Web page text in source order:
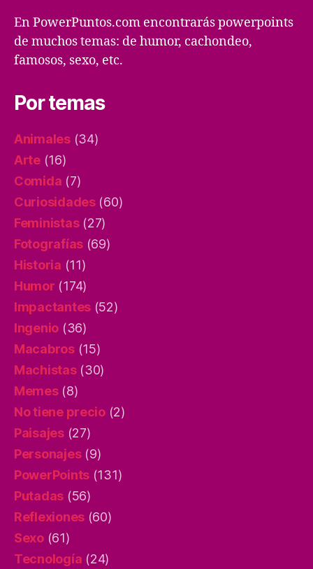
En PowerPuntos.com encontrarás powerpoints
de muchos temas: de humor, cachondeo,
famosos, sexo, etc.
Por temas
Animales(34)
Arte(16)
Comida (7)
Curiosidades(60)
Feministas(27)
Fotografías (69)
Historia (11)
Humor (174)
Impactantes (52)
Ingenio (36)
Macabros(15)
Machistas(30)
Memes(8)
No tiene precio(2)
Paisajes(27)
Personajes(9)
PowerPoints (131)
Putadas (56)
Reflexiones (60)
Sexo(61)
Tecnología (24)